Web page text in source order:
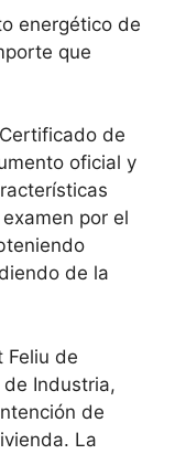
energético de
que
de
oficial y
por el
de la
Feliu de
Industria,
de
La